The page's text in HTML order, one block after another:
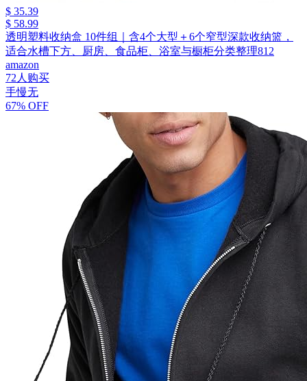
$ 35.39
$ 58.99
透明塑料收纳盒 10件组｜含4个大型＋6个窄型深款收纳篮，
适合水槽下方、厨房、食品柜、浴室与橱柜分类整理812
amazon
72人购买
手慢无
67% OFF